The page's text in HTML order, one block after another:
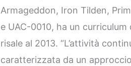
Armageddon, Iron Tilden,
e UAC-0010, ha un
risale al 2013. “L’attività
caratterizzata da un